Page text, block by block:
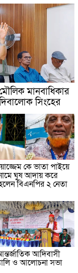
মানবাধিকার
সিংহের
কে ভাতা পাইয়ে
ঘুষ আদায় করে
বিএনপির ২ নেতা
আদিবাসী
ও আলোচনা সভা